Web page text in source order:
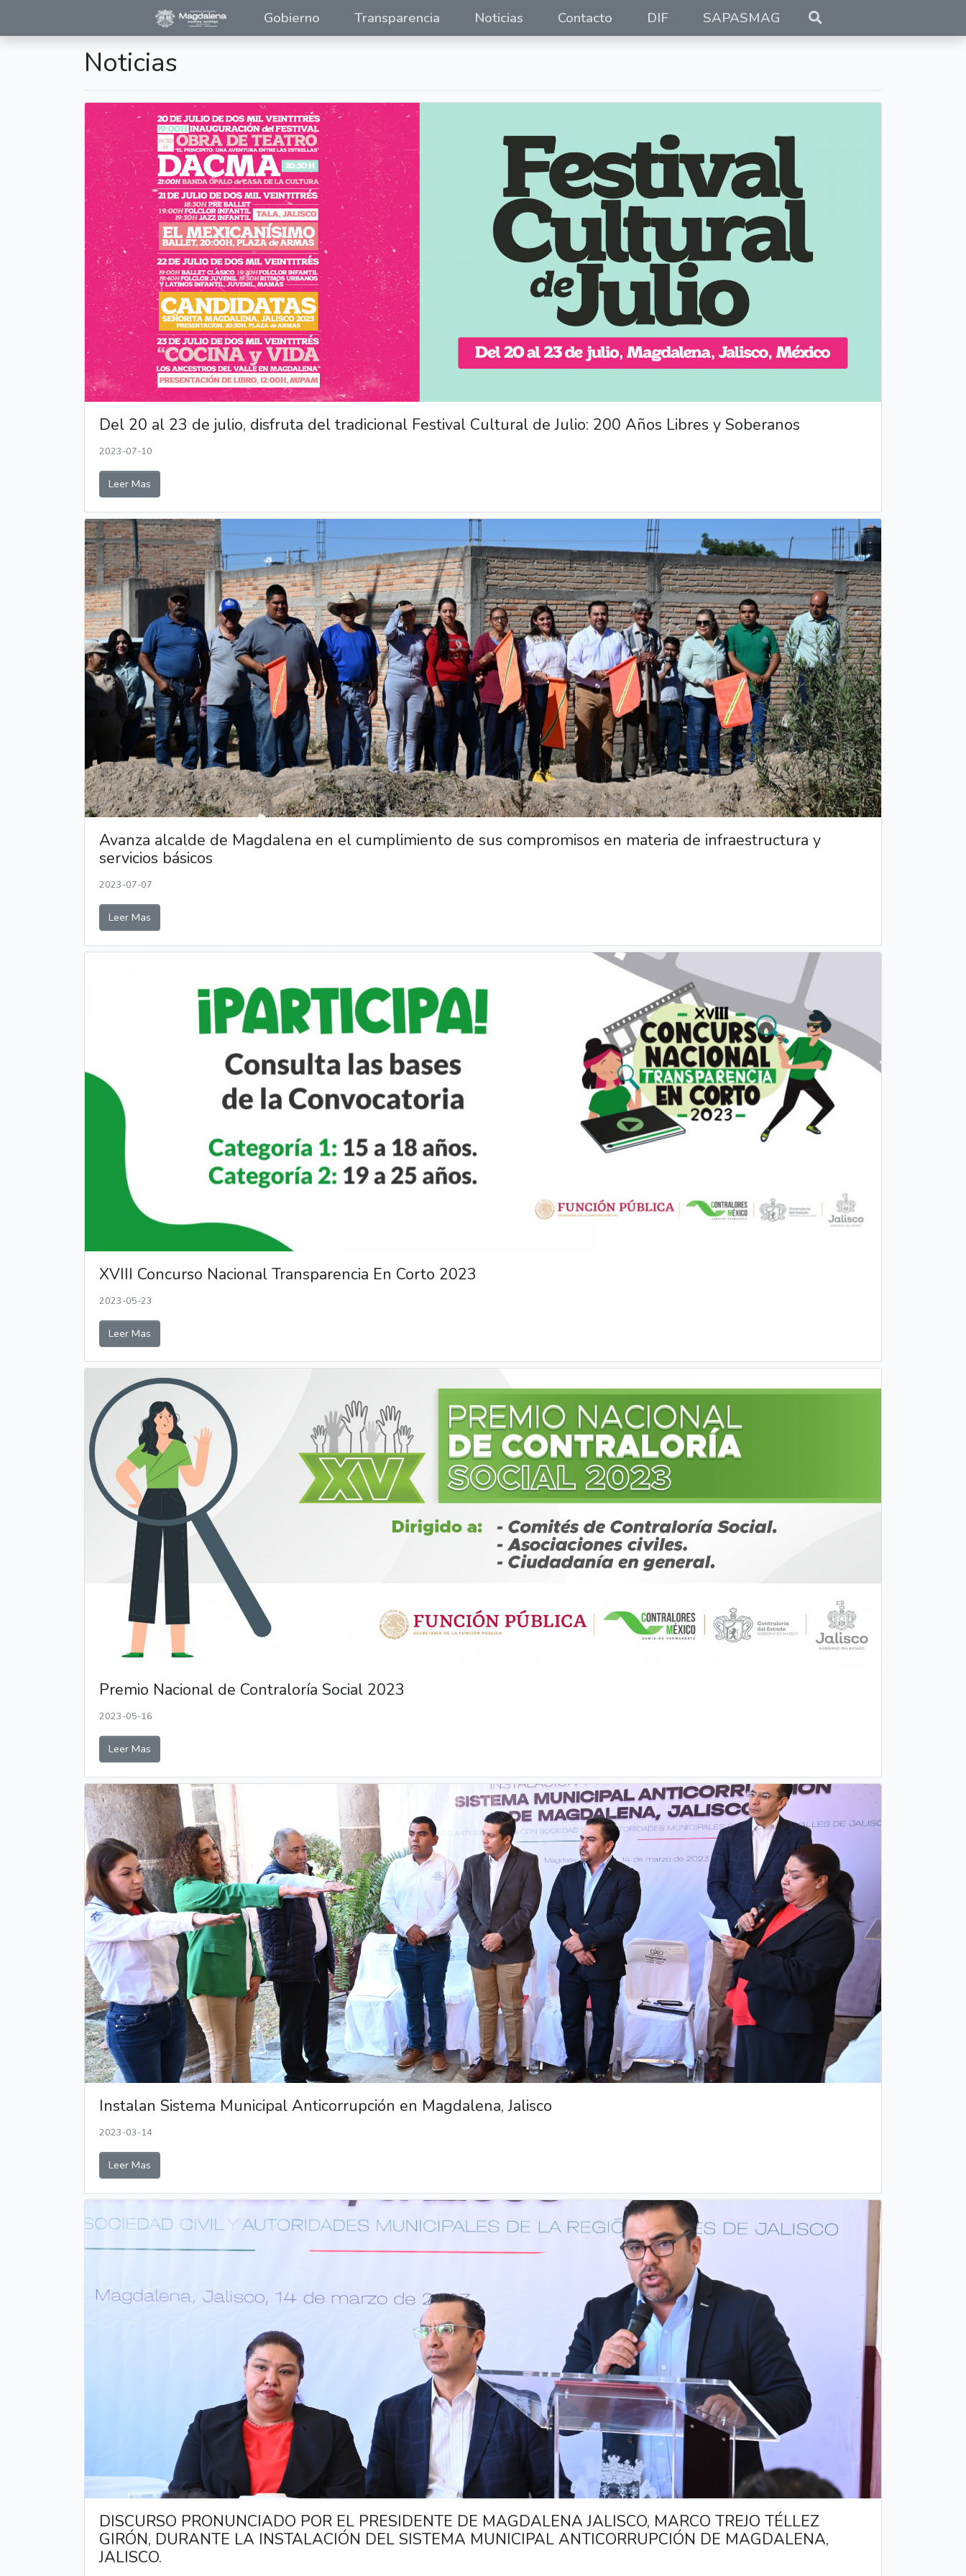
Gobierno Transparencia Noticias Contacto DIF SAPASMAG
Noticias
Del 20 al 23 de julio, disfruta del tradicional Festival Cultural de Julio: 200 Años Libres y Soberanos
2023-07-10
Leer Mas
Avanza alcalde de Magdalena en el cumplimiento de sus compromisos en materia de infraestructura y
servicios básicos
2023-07-07
Leer Mas
XVIII Concurso Nacional Transparencia En Corto 2023
2023-05-23
Leer Mas
Premio Nacional de Contraloría Social 2023
2023-05-16
Leer Mas
Instalan Sistema Municipal Anticorrupción en Magdalena, Jalisco
2023-03-14
Leer Mas
DISCURSO PRONUNCIADO POR EL PRESIDENTE DE MAGDALENA JALISCO, MARCO TREJO TÉLLEZ
GIRÓN, DURANTE LA INSTALACIÓN DEL SISTEMA MUNICIPAL ANTICORRUPCIÓN DE MAGDALENA,
JALISCO.